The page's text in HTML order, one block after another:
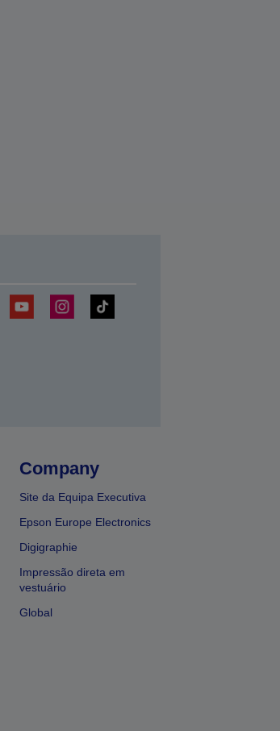
Company
Site da Equipa Executiva
Epson Europe Electronics
Digigraphie
Impressão direta em
vestuário
Global